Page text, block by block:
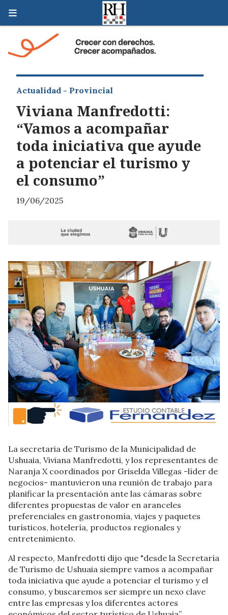
Viviana Manfredotti:
“Vamos a acompañar
toda iniciativa que ayude
a potenciar el turismo y
el consumo”
Actualidad - Provincial
19/06/2025
La secretaria de Turismo de la Municipalidad de
Ushuaia, Viviana Manfredotti, y los representantes de
Naranja X coordinados por Griselda Villegas -líder de
negocios- mantuvieron una reunión de trabajo para
planificar la presentación ante las cámaras sobre
diferentes propuestas de valor en aranceles
preferenciales en gastronomía, viajes y paquetes
turísticos, hotelería, productos regionales y
entretenimiento.
Al respecto, Manfredotti dijo que "desde la Secretaría
de Turismo de Ushuaia siempre vamos a acompañar
toda iniciativa que ayude a potenciar el turismo y el
consumo, y buscaremos ser siempre un nexo clave
entre las empresas y los diferentes actores